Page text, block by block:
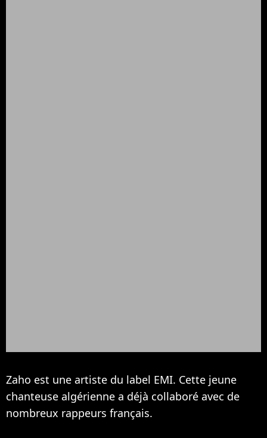
Zaho est une artiste du label EMI. Cette jeune
chanteuse algérienne a déjà collaboré avec de
nombreux rappeurs français.